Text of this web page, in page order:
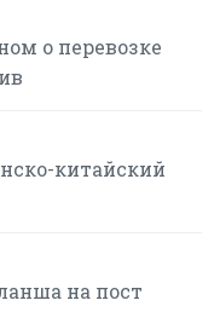
о перевозке
китайский
на пост